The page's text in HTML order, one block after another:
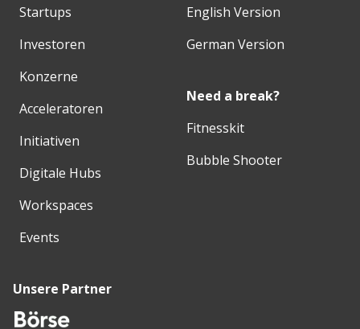
Startups
Investoren
Konzerne
Acceleratoren
Initiativen
Digitale Hubs
Workspaces
Events
English Version
German Version
Need a break?
Fitnesskit
Bubble Shooter
Unsere Partner